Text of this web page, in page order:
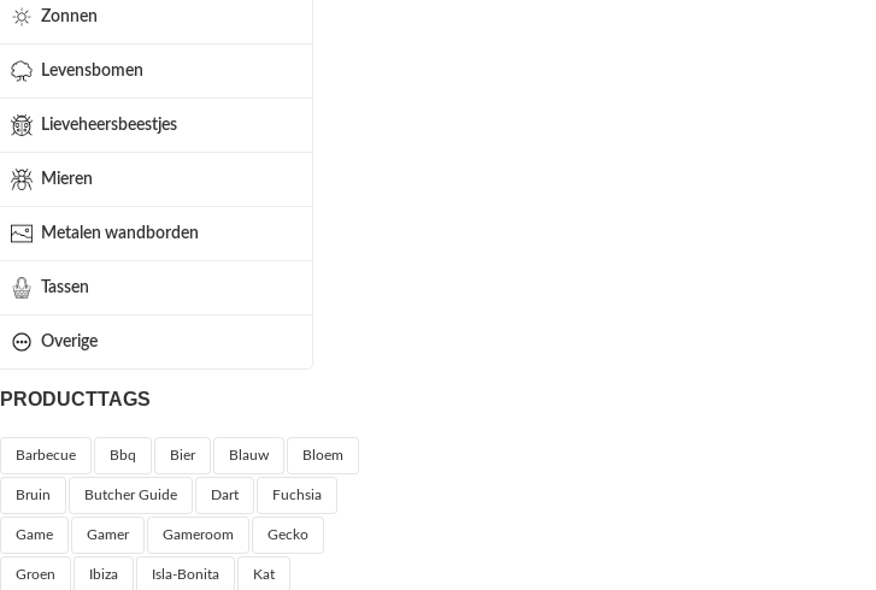
Zonnen
Levensbomen
Lieveheersbeestjes
Mieren
Metalen wandborden
Tassen
Overige
PRODUCTTAGS
Barbecue Bbq Bier Blauw Bloem
Bruin Butcher Guide Dart Fuchsia
Game Gamer Gameroom Gecko
Groen Ibiza Isla-Bonita Kat